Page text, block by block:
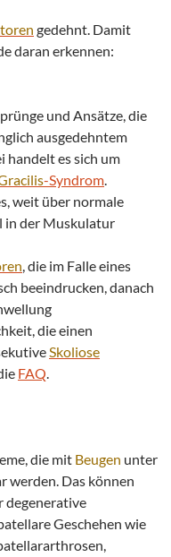
gedehnt. Damit
daran erkennen:
und Ansätze, die
ausgedehntem
handelt es sich um
-Syndrom.
weit über normale
in der Muskulatur
, die im Falle eines
beeindrucken, danach
die einen
Skoliose
FAQ.
die mit Beugen unter
werden. Das können
degenerative
Geschehen wie